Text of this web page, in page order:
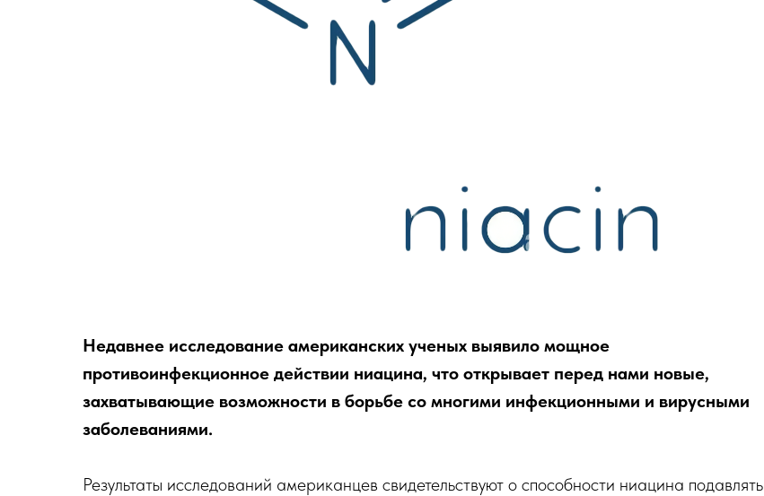
Недавнее исследование американских ученых выявило мощное
противоинфекционное действии ниацина, что открывает перед нами новые,
захватывающие возможности в борьбе со многими инфекционными и вирусными
заболеваниями.
Результаты исследований американцев свидетельствуют о способности ниацина подавлять